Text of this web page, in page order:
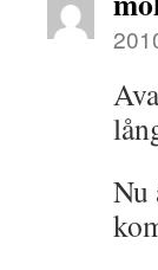
Nu